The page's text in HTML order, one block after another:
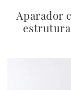
Aparador